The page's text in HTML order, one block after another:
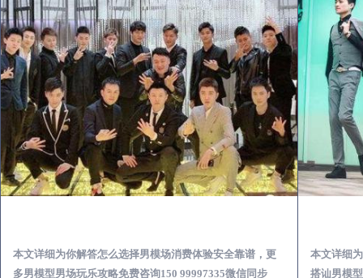
本文详细为你解答怎么选择男模场消费体验安全靠谱，更
多男模型男场玩乐攻略免费咨询150 99997335微信同步
本文详细
搭讪男模